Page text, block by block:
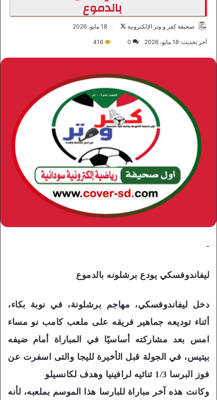
بالدموع
صحيفة كفر و وتر الإلكترونية
ع
ى
X
18 مايو، 2026
آخر تحديث: 18 مايو، 2026 0
416
-
ليفاندوفسكي يودع برشلونه بالدموع
دخل ليفاندوفسكي، مهاجم برشلونة، في نوبة بكاء،
أثناء توديعه جماهير فريقه على ملعب كامب نو مساء
امس بعد مشاركته أساسيًا في المباراة أمام ضيفه
بيتيس، في الجولة قبل الأخيرة لليجا والتى اسفرت عن
فوز البرسا 1/3 ثنائيه لرافينيا وهدف لكانسيلو
وكانت هذه آخر مباراة للبارسا هذا الموسم بملعبه، لأنه